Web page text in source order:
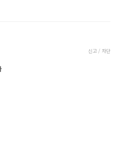
신고 / 차단